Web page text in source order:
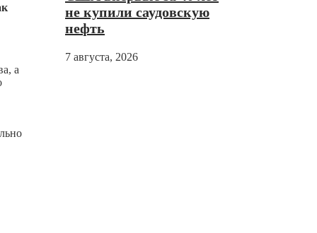
а
не купили саудовскую
нефть
7 августа, 2026